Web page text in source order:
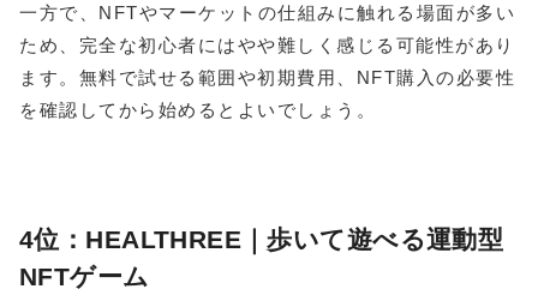
一方で、NFTやマーケットの仕組みに触れる場面が多い
ため、完全な初心者にはやや難しく感じる可能性があり
ます。無料で試せる範囲や初期費用、NFT購入の必要性
を確認してから始めるとよいでしょう。
4位：HEALTHREE｜歩いて遊べる運動型
NFTゲーム